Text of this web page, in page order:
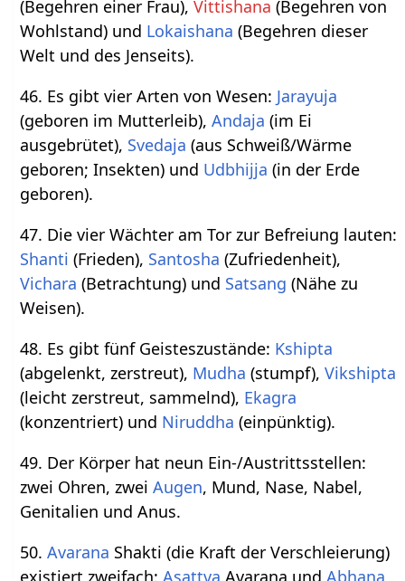
(Begehren einer Frau),Vittishana (Begehren von
Wohlstand) und Lokaishana (Begehren dieser
Welt und des Jenseits).
46. Es gibt vier Arten von Wesen: Jarayuja
(geboren im Mutterleib),Andaja (im Ei
ausgebrütet), Svedaja (aus Schweiß/Wärme
geboren; Insekten) und Udbhijja (in der Erde
geboren).
47. Die vier Wächter am Tor zur Befreiung lauten:
Shanti (Frieden), Santosha (Zufriedenheit),
Vichara (Betrachtung) und Satsang (Nähe zu
Weisen).
48. Es gibt fünf Geisteszustände: Kshipta
(abgelenkt, zerstreut), Mudha (stumpf),Vikshipta
(leicht zerstreut, sammelnd), Ekagra
(konzentriert) und Niruddha (einpünktig).
49. Der Körper hat neun Ein-/Austrittsstellen:
zwei Ohren, zweiAugen, Mund, Nase, Nabel,
Genitalien und Anus.
50.Avarana Shakti (die Kraft der Verschleierung)